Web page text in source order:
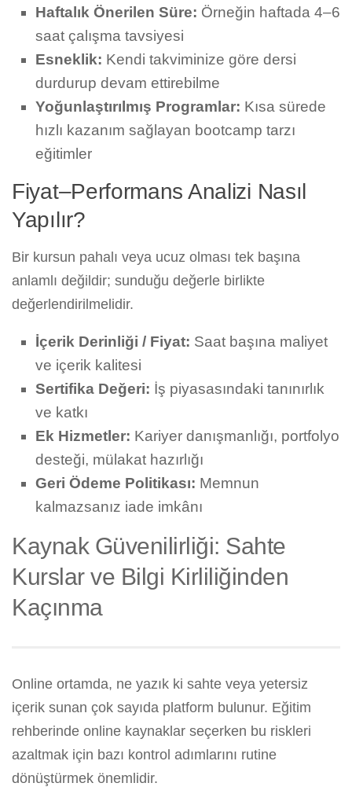
Haftalık Önerilen Süre: Örneğin haftada 4–6
saat çalışma tavsiyesi
Esneklik: Kendi takviminize göre dersi
durdurup devam ettirebilme
Yoğunlaştırılmış Programlar: Kısa sürede
hızlı kazanım sağlayan bootcamp tarzı
eğitimler
Fiyat–Performans Analizi Nasıl
Yapılır?
Bir kursun pahalı veya ucuz olması tek başına
anlamlı değildir; sunduğu değerle birlikte
değerlendirilmelidir.
İçerik Derinliği / Fiyat: Saat başına maliyet
ve içerik kalitesi
Sertifika Değeri: İş piyasasındaki tanınırlık
ve katkı
Ek Hizmetler: Kariyer danışmanlığı, portfolyo
desteği, mülakat hazırlığı
Geri Ödeme Politikası: Memnun
kalmazsanız iade imkânı
Kaynak Güvenilirliği: Sahte
Kurslar ve Bilgi Kirliliğinden
Kaçınma
Online ortamda, ne yazık ki sahte veya yetersiz
içerik sunan çok sayıda platform bulunur. Eğitim
rehberinde online kaynaklar seçerken bu riskleri
azaltmak için bazı kontrol adımlarını rutine
dönüştürmek önemlidir.